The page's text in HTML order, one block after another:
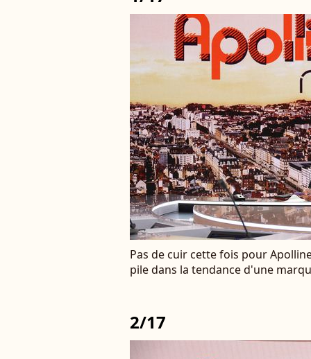
Pas de cuir cette fois pour
pile dans la tendance d'une
2/17